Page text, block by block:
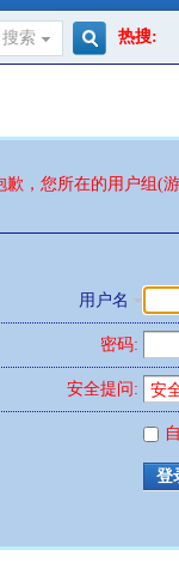
搜索
索
热搜:
歉，您所在的用户组(
用户名
密码:
安全提问:
登